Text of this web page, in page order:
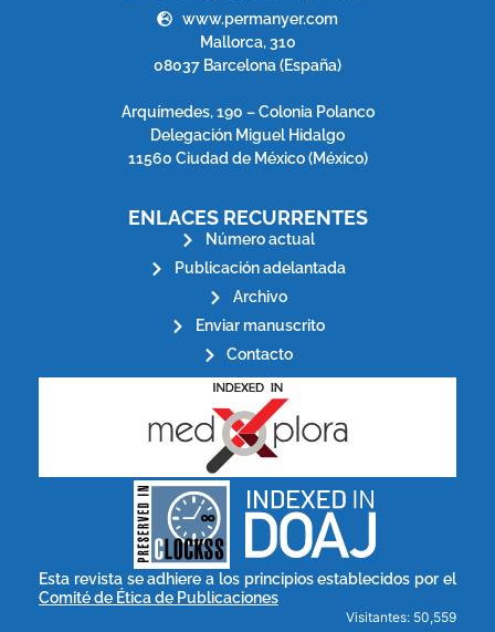
www.permanyer.com
Mallorca, 310
08037 Barcelona (España)
Arquímedes, 190 – Colonia Polanco
Delegación Miguel Hidalgo
11560 Ciudad de México (México)
ENLACES RECURRENTES
Número actual
Publicación adelantada
Archivo
Enviar manuscrito
Contacto
CLOCKSS is a dak archive that
ensures the long-term
survival of web-based
scholary publications,
governed by and for its
stakeholders.
Esta revista se adhiere a los principios establecidos por el
Comité de Ética de Publicaciones
Visitantes: 50,559